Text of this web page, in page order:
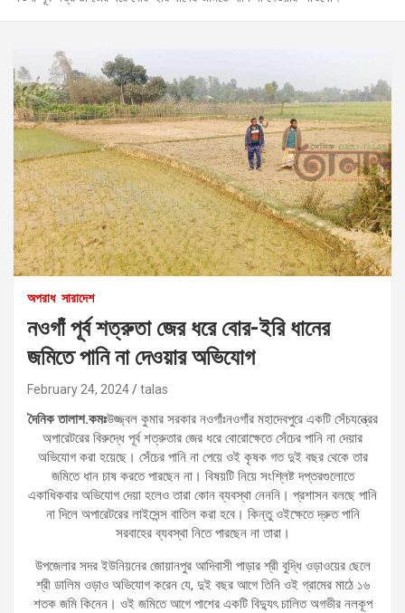
অপরাধ সারাদেশ
নওগাঁ পূর্ব শত্রুতা জের ধরে বোর-ইরি ধানের
জমিতে পানি না দেওয়ার অভিযোগ
February 24, 2024 talas
দৈনিক তালাশ.কমঃউজ্জ্বল কুমার সরকার নওগাঁঃনওগাঁর মহাদেবপুরে একটি সেঁচযন্ত্রের
অপারেটরের বিরুদ্ধে পূর্ব শত্রুতার জের ধরে বোরোক্ষেতে সেঁচের পানি না দেয়ার
অভিযোগ করা হয়েছে। সেঁচের পানি না পেয়ে ওই কৃষক গত দুই বছর থেকে তার
জমিতে ধান চাষ করতে পারছেন না। বিষয়টি নিয়ে সংশ্লিষ্ট দপ্তরগুলোতে
একাধিকবার অভিযোগ দেয়া হলেও তারা কোন ব্যবস্থা নেননি। প্রশাসন বলছে পানি
না দিলে অপারেটরের লাইসেন্স বাতিল করা হবে। কিন্তু ওইক্ষেতে দ্রুত পানি
সরবাহের ব্যবস্থা নিতে পারছেন না তারা।
উপজেলার সদর ইউনিয়নের জোয়ানপুর আদিবাসী পাড়ার শ্রী বুদ্ধি ওড়াওয়ের ছেলে
শ্রী ডালিম ওড়াও অভিযোগ করেন যে, দুই বছর আগে তিনি ওই গ্রামের মাঠে ১৬
শতক জমি কিনেন। ওই জমিতে আগে পাশের একটি বিদ্যুৎ চালিত অগভীর নলকূপ